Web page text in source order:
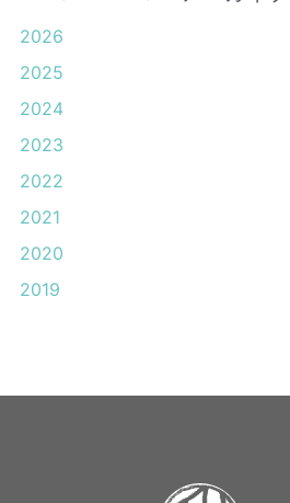
2026
2025
2024
2023
2022
2021
2020
2019